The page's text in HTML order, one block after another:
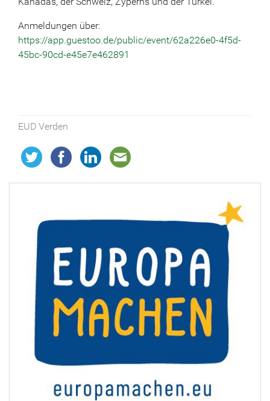
Anmeldungen über:
https://app.guestoo.de/public/event/62a226e0-4f5d-
45bc-90cd-e45e7e462891
EUD Verden